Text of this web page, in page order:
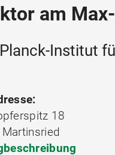
am
Institut
18